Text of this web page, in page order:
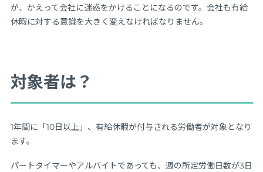
が、かえって会社に迷惑をかけることになるのです。会社も有給
休暇に対する意識を大きく変えなければなりません。
対象者は？
1年間に「10日以上」、有給休暇が付与される労働者が対象となり
ます。
パートタイマーやアルバイトであっても、週の所定労働日数が3日